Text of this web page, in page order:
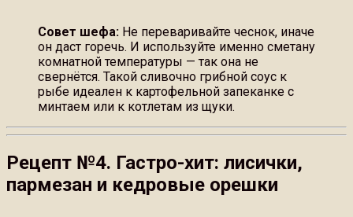
Совет шефа: Не переваривайте чеснок, иначе
он даст горечь. И используйте именно сметану
комнатной температуры — так она не
свернётся. Такой сливочно грибной соус к
рыбе идеален к картофельной запеканке с
минтаем или к котлетам из щуки.
Рецепт №4. Гастро-хит: лисички,
пармезан и кедровые орешки